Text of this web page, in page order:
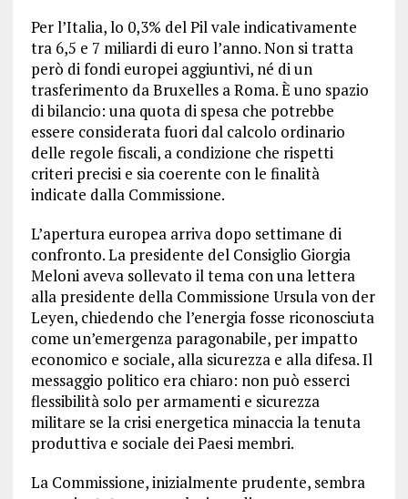
Per l’Italia, lo 0,3% del Pil vale indicativamente
tra 6,5 e 7 miliardi di euro l’anno. Non si tratta
però di fondi europei aggiuntivi, né di un
trasferimento da Bruxelles a Roma. È uno spazio
di bilancio: una quota di spesa che potrebbe
essere considerata fuori dal calcolo ordinario
delle regole fiscali, a condizione che rispetti
criteri precisi e sia coerente con le finalità
indicate dalla Commissione.
L’apertura europea arriva dopo settimane di
confronto. La presidente del Consiglio Giorgia
Meloni aveva sollevato il tema con una lettera
alla presidente della Commissione Ursula von der
Leyen, chiedendo che l’energia fosse riconosciuta
come un’emergenza paragonabile, per impatto
economico e sociale, alla sicurezza e alla difesa. Il
messaggio politico era chiaro: non può esserci
flessibilità solo per armamenti e sicurezza
militare se la crisi energetica minaccia la tenuta
produttiva e sociale dei Paesi membri.
La Commissione, inizialmente prudente, sembra